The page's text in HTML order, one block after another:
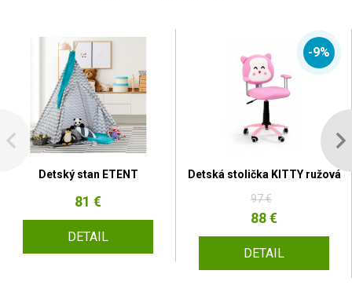
Detský stan ETENT
81 €
DETAIL
-9%
Detská stolička KITTY ružová
97 €
88 €
DETAIL